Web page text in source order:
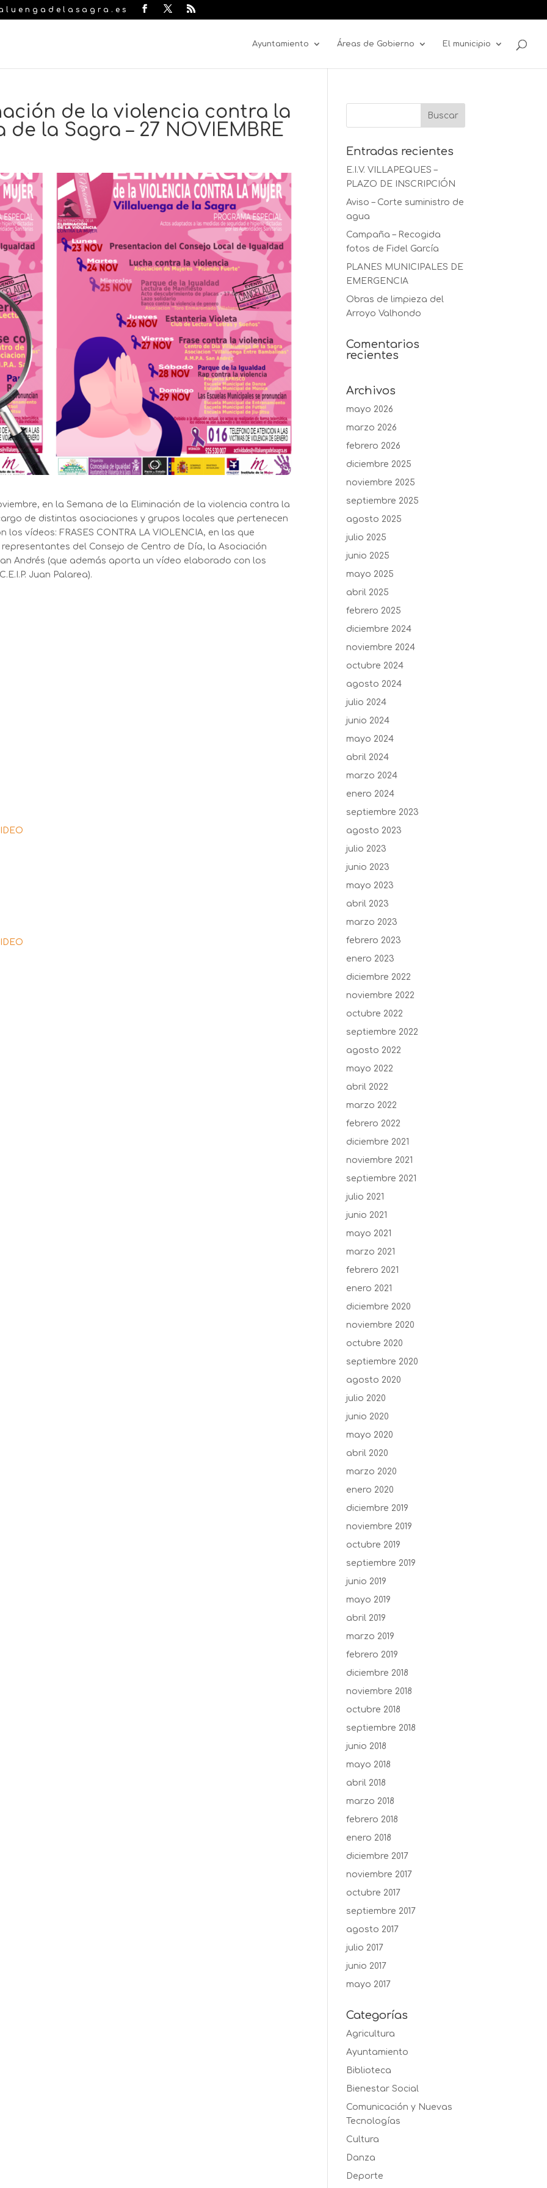
Ayuntamiento Áreas de Gobierno El municipio
de la violencia contra la
la Sagra – 27 NOVIEMBRE
en la Semana de la Eliminación de la violencia contra la
de distintas asociaciones y grupos locales que pertenecen
vídeos: FRASES CONTRA LA VIOLENCIA, en las que
del Consejo de Centro de Día, la Asociación
Andrés (que además aporta un vídeo elaborado con los
Juan Palarea).
Entradas recientes
E.I.V. VILLAPEQUES –
PLAZO DE INSCRIPCIÓN
Aviso – Corte suministro de
agua
Campaña – Recogida
fotos de Fidel García
PLANES MUNICIPALES DE
EMERGENCIA
Obras de limpieza del
Arroyo Valhondo
Comentarios
recientes
Archivos
mayo 2026
marzo 2026
febrero 2026
diciembre 2025
noviembre 2025
septiembre 2025
agosto 2025
julio 2025
junio 2025
mayo 2025
abril 2025
febrero 2025
diciembre 2024
noviembre 2024
octubre 2024
agosto 2024
julio 2024
junio 2024
mayo 2024
abril 2024
marzo 2024
enero 2024
septiembre 2023
agosto 2023
julio 2023
junio 2023
mayo 2023
abril 2023
marzo 2023
febrero 2023
enero 2023
diciembre 2022
noviembre 2022
octubre 2022
septiembre 2022
agosto 2022
mayo 2022
abril 2022
marzo 2022
febrero 2022
diciembre 2021
noviembre 2021
septiembre 2021
julio 2021
junio 2021
mayo 2021
marzo 2021
febrero 2021
enero 2021
diciembre 2020
noviembre 2020
octubre 2020
septiembre 2020
agosto 2020
julio 2020
junio 2020
mayo 2020
abril 2020
marzo 2020
enero 2020
diciembre 2019
noviembre 2019
octubre 2019
septiembre 2019
junio 2019
mayo 2019
abril 2019
marzo 2019
febrero 2019
diciembre 2018
noviembre 2018
octubre 2018
septiembre 2018
junio 2018
mayo 2018
abril 2018
marzo 2018
febrero 2018
enero 2018
diciembre 2017
noviembre 2017
octubre 2017
septiembre 2017
agosto 2017
julio 2017
junio 2017
mayo 2017
Categorías
Agricultura
Ayuntamiento
Biblioteca
Bienestar Social
Comunicación y Nuevas
Tecnologías
Cultura
Danza
Deporte